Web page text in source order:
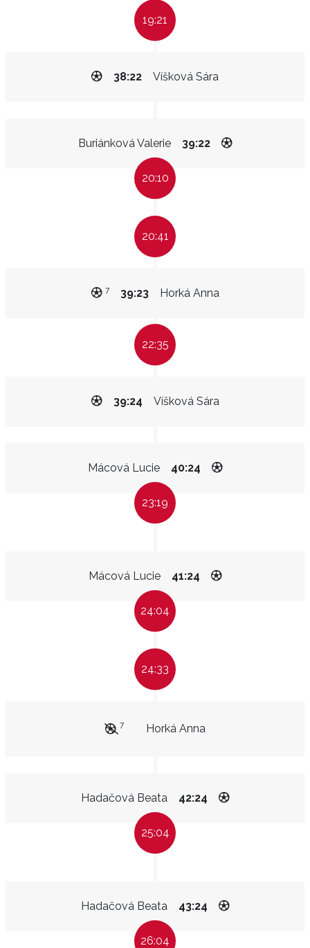
19:21
Víšková Sára
38:22
Buriánková Valerie 39:22
20:10
20:41
Horká Anna
39:23
7
22:35
Víšková Sára
39:24
Mácová Lucie 40:24
23:19
Mácová Lucie 41:24
24:04
24:33
Horká Anna
7
Hadačová Beata 42:24
25:04
Hadačová Beata 43:24
26:04